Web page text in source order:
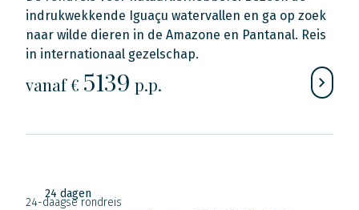
indrukwekkende Iguaçu watervallen en ga op zoek
naar wilde dieren in de Amazone en Pantanal. Reis
in internationaal gezelschap.
vanaf € 5139 p.p.
24 dagen
24-daagse rondreis